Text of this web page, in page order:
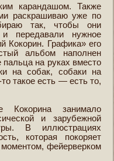
карандашом. Также
раскрашиваю уже по
так, чтобы они
передавали нужное
Кокорин. Графика» его
альбом наполнен
на руках вместо
на собак, собаки на
такое есть — есть то,
Кокорина занимало
и зарубежной
В иллюстрациях
которая покоряет
фейерверком